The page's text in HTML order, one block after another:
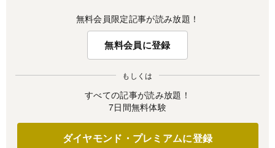
無料会員限定記事が読み放題！
無料会員に登録
もしくは
すべての記事が読み放題！
7日間無料体験
ダイヤモンド・プレミアムに登録